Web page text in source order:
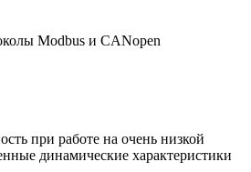
Modbus и CANopen
при работе на очень низкой
динамические характеристики